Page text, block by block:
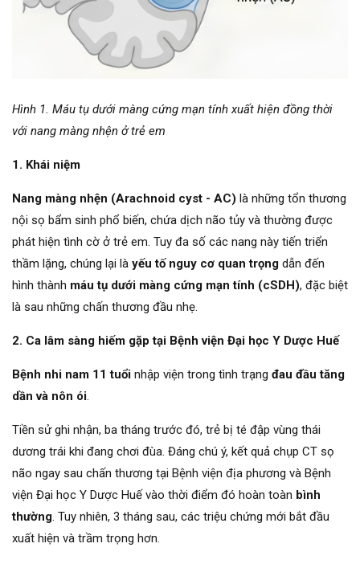
Hình 1. Máu tụ dưới màng cứng mạn tính xuất hiện đồng thời
với nang màng nhện ở trẻ em
1. Khái niệm
Nang màng nhện (Arachnoid cyst - AC) là những tổn thương
nội sọ bẩm sinh phổ biến, chứa dịch não tủy và thường được
phát hiện tình cờ ở trẻ em. Tuy đa số các nang này tiến triển
thầm lặng, chúng lại là yếu tố nguy cơ quan trọng dẫn đến
hình thành máu tụ dưới màng cứng mạn tính (cSDH), đặc biệt
là sau những chấn thương đầu nhẹ.
2. Ca lâm sàng hiếm gặp tại Bệnh viện Đại học Y Dược Huế
Bệnh nhi nam 11 tuổi nhập viện trong tình trạng đau đầu tăng
dần và nôn ói.
Tiền sử ghi nhận, ba tháng trước đó, trẻ bị té đập vùng thái
dương trái khi đang chơi đùa. Đáng chú ý, kết quả chụp CT sọ
não ngay sau chấn thương tại Bệnh viện địa phương và Bệnh
viện Đại học Y Dược Huế vào thời điểm đó hoàn toàn bình
thường. Tuy nhiên, 3 tháng sau, các triệu chứng mới bắt đầu
xuất hiện và trầm trọng hơn.